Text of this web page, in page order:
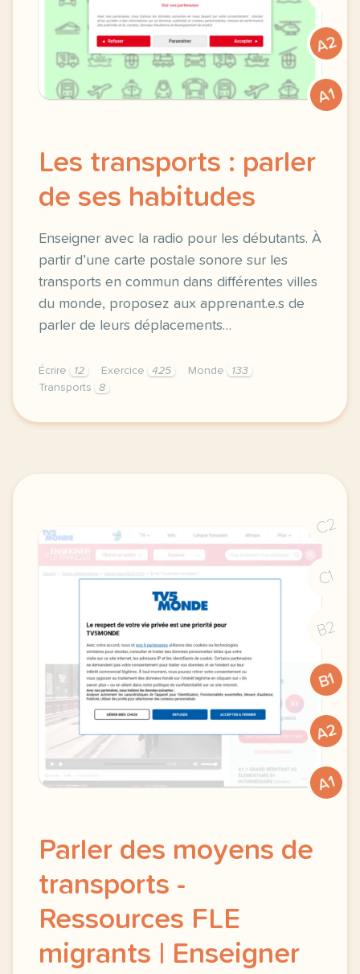
A2
A1
Les transports : parler
de ses habitudes
Enseigner avec la radio pour les débutants. À
partir d’une carte postale sonore sur les
transports en commun dans différentes villes
du monde, proposez aux apprenant.e.s de
parler de leurs déplacements…
Écrire 12 Exercice 425 Monde
133
Transports
8
fiche a1 les transports parler de ses habitudes
C2
C1
B2
B1
A2
A1
Parler des moyens de
transports -
Ressources FLE
migrants | Enseigner